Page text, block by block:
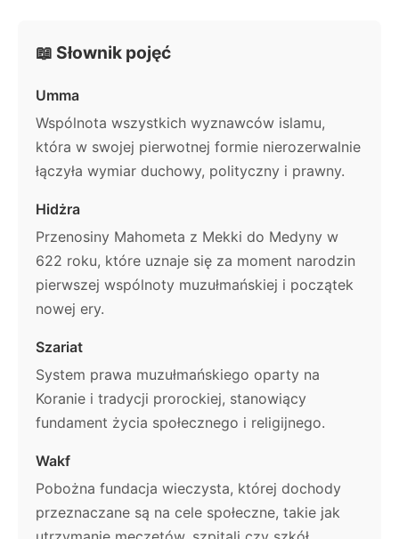
📖 Słownik pojęć
Umma
Wspólnota wszystkich wyznawców islamu,
która w swojej pierwotnej formie nierozerwalnie
łączyła wymiar duchowy, polityczny i prawny.
Hidżra
Przenosiny Mahometa z Mekki do Medyny w
622 roku, które uznaje się za moment narodzin
pierwszej wspólnoty muzułmańskiej i początek
nowej ery.
Szariat
System prawa muzułmańskiego oparty na
Koranie i tradycji prorockiej, stanowiący
fundament życia społecznego i religijnego.
Wakf
Pobożna fundacja wieczysta, której dochody
przeznaczane są na cele społeczne, takie jak